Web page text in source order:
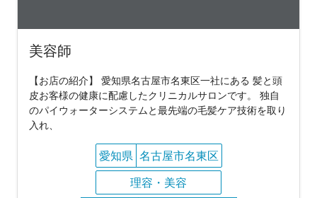
美容師
【お店の紹介】 愛知県名古屋市名東区一社にある 髪と頭
皮お客様の健康に配慮したクリニカルサロンです。 独自
のパイウォーターシステムと最先端の毛髪ケア技術を取り
入れ、
愛知県 名古屋市名東区
理容・美容